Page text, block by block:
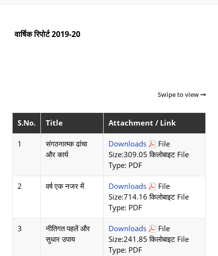
वार्षिक रिपोर्ट 2019-20
Swipe to view
S.No. Title Attachment / Link
1
संगठनात्म्क ढांचा
और कार्य
Downloads
File
Size:309.05 किलोबाइट File
Type: PDF
2 वर्ष एक नजर में Downloads
File
Size:714.16 किलोबाइट File
Type: PDF
3
नीतिगत पहलें और
सुधार उपाय
Downloads
File
Size:241.85 किलोबाइट File
Type: PDF